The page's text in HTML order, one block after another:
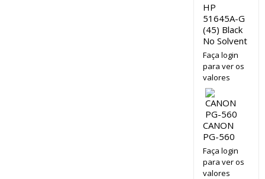
HP
51645A-G
(45) Black
No Solvent
Faça login
para ver os
valores
CANON
PG-560
Faça login
para ver os
valores